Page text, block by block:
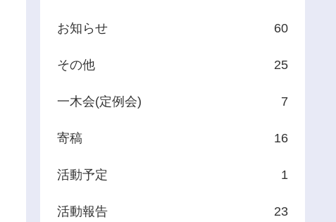
お知らせ 60
その他 25
一木会(定例会) 7
寄稿 16
活動予定 1
活動報告 23